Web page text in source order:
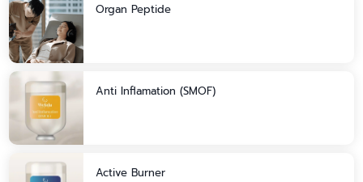
Organ Peptide
Anti Inflamation (SMOF)
Active Burner